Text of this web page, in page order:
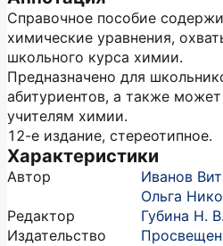
Справочное пособие
химические уравнения,
школьного курса химии.
Предназначено для
абитуриентов, а также
учителям химии.
12-е издание, стереотипное.
Характеристики
Автор Иванов
Ольга
Редактор
Губина Н. В.
Издательство